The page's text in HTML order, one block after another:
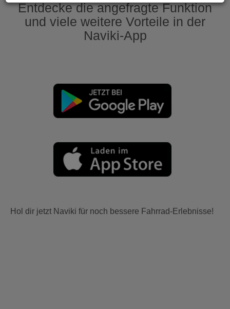
Entdecke die angefragte Funktion
und viele weitere Vorteile in der
Naviki-App
Hol dir jetzt Naviki für noch bessere Fahrrad-Erlebnisse!